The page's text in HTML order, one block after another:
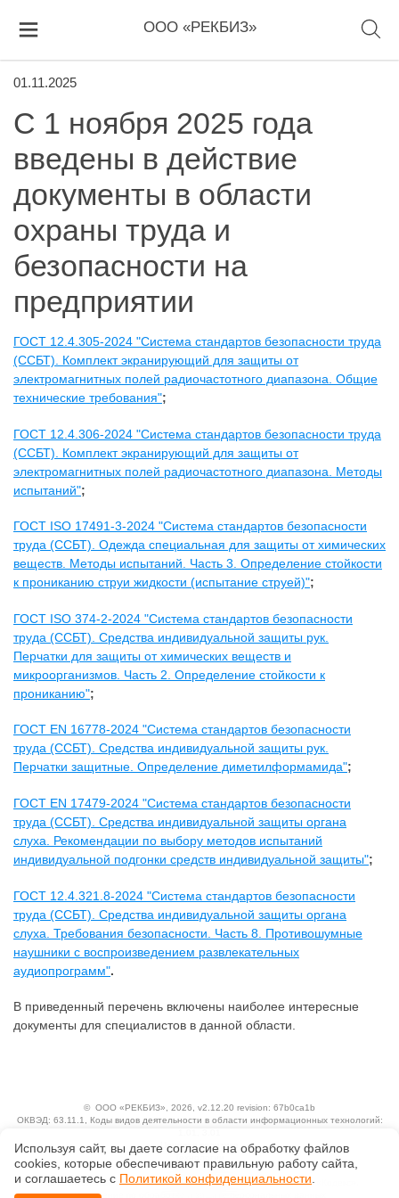
ООО «РЕКБИЗ»
01.11.2025
С 1 ноября 2025 года
введены в действие
документы в области
охраны труда и
безопасности на
предприятии
ГОСТ 12.4.305-2024 "Система стандартов безопасности труда
(ССБТ). Комплект экранирующий для защиты от
электромагнитных полей радиочастотного диапазона. Общие
технические требования";
ГОСТ 12.4.306-2024 "Система стандартов безопасности труда
(ССБТ). Комплект экранирующий для защиты от
электромагнитных полей радиочастотного диапазона. Методы
испытаний";
ГОСТ ISO 17491-3-2024 "Система стандартов безопасности
труда (ССБТ). Одежда специальная для защиты от химических
веществ. Методы испытаний. Часть 3. Определение стойкости
к прониканию струи жидкости (испытание струей)";
ГОСТ ISO 374-2-2024 "Система стандартов безопасности
труда (ССБТ). Средства индивидуальной защиты рук.
Перчатки для защиты от химических веществ и
микроорганизмов. Часть 2. Определение стойкости к
прониканию";
ГОСТ EN 16778-2024 "Система стандартов безопасности
труда (ССБТ). Средства индивидуальной защиты рук.
Перчатки защитные. Определение диметилформамида";
ГОСТ EN 17479-2024 "Система стандартов безопасности
труда (ССБТ). Средства индивидуальной защиты органа
слуха. Рекомендации по выбору методов испытаний
индивидуальной подгонки средств индивидуальной защиты";
ГОСТ 12.4.321.8-2024 "Система стандартов безопасности
труда (ССБТ). Средства индивидуальной защиты органа
слуха. Требования безопасности. Часть 8. Противошумные
наушники с воспроизведением развлекательных
аудиопрограмм".
В приведенный перечень включены наиболее интересные
документы для специалистов в данной области.
© ООО «РЕКБИЗ» , 2026, v2.12.20 revision: 67b0ca1b
ОКВЭД: 63.11.1, Коды видов деятельности в области информационных технологий:
Ценовая политика
Исключительные авторские и смежные права принадлежат АО «Кодекс».
Положение по обработке и защите персональных данных
Используя сайт, вы даете согласие на обработку файлов
сооkiеs, которые обеспечивают правильную работу сайта,
и соглашаетесь с Политикой конфиденциальности